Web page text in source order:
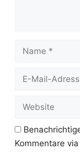
Mail-
Kommentare